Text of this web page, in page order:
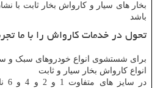
بخار های سیار و کارواش بخار ثابت با
باشد
تحول در خدمات کارواش را با ما
برای شستشوی انواع خودروهای سبک و
انواع کارواش بخار سیار و ثابت